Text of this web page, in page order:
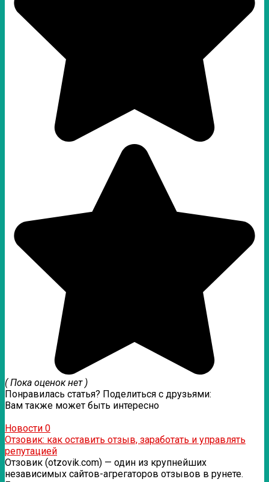
( Пока оценок нет )
Понравилась статья? Поделиться с друзьями:
Вам также может быть интересно
Новости 0
Отзовик: как оставить отзыв, заработать и управлять
репутацией
Отзовик (otzovik.com) — один из крупнейших
независимых сайтов-агрегаторов отзывов в рунете.